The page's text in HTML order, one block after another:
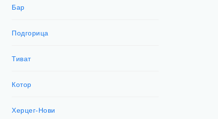
Бар
Подгорица
Тиват
Котор
Херцег-Нови